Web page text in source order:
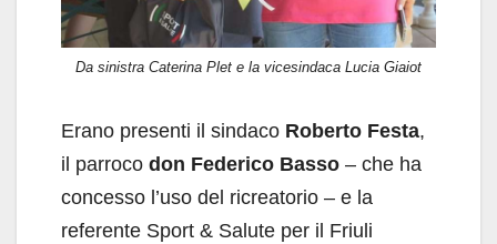
Da sinistra Caterina Plet e la vicesindaca Lucia Giaiot
Erano presenti il sindaco Roberto Festa,
il parroco don Federico Basso – che ha
concesso l’uso del ricreatorio – e la
referente Sport & Salute per il Friuli